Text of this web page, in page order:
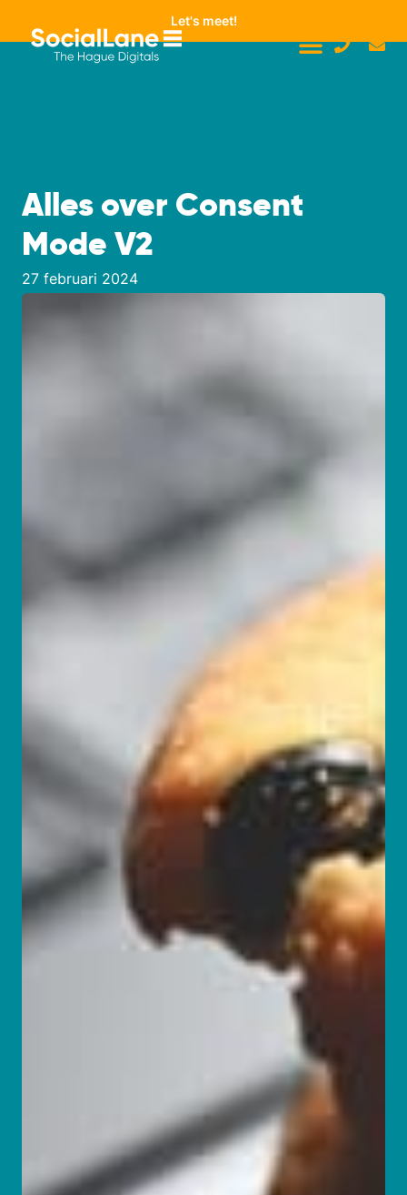
Let's meet!
Alles over Consent
Mode V2
27 februari 2024